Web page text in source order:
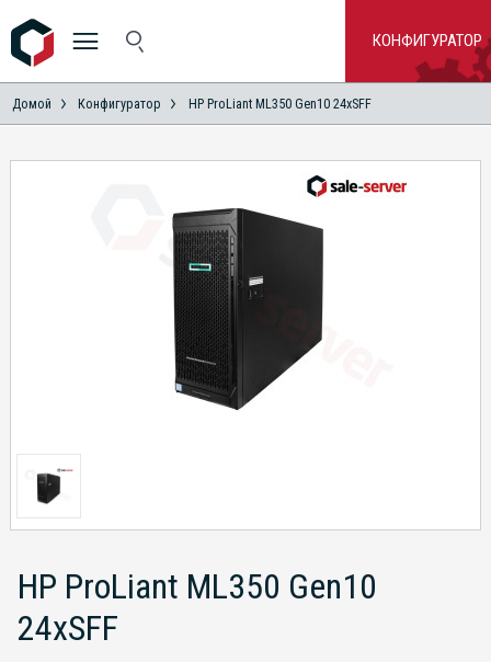
КОНФИГУРАТОР
Домой Конфигуратор HP ProLiant ML350 Gen10 24xSFF
HP ProLiant ML350 Gen10
24xSFF